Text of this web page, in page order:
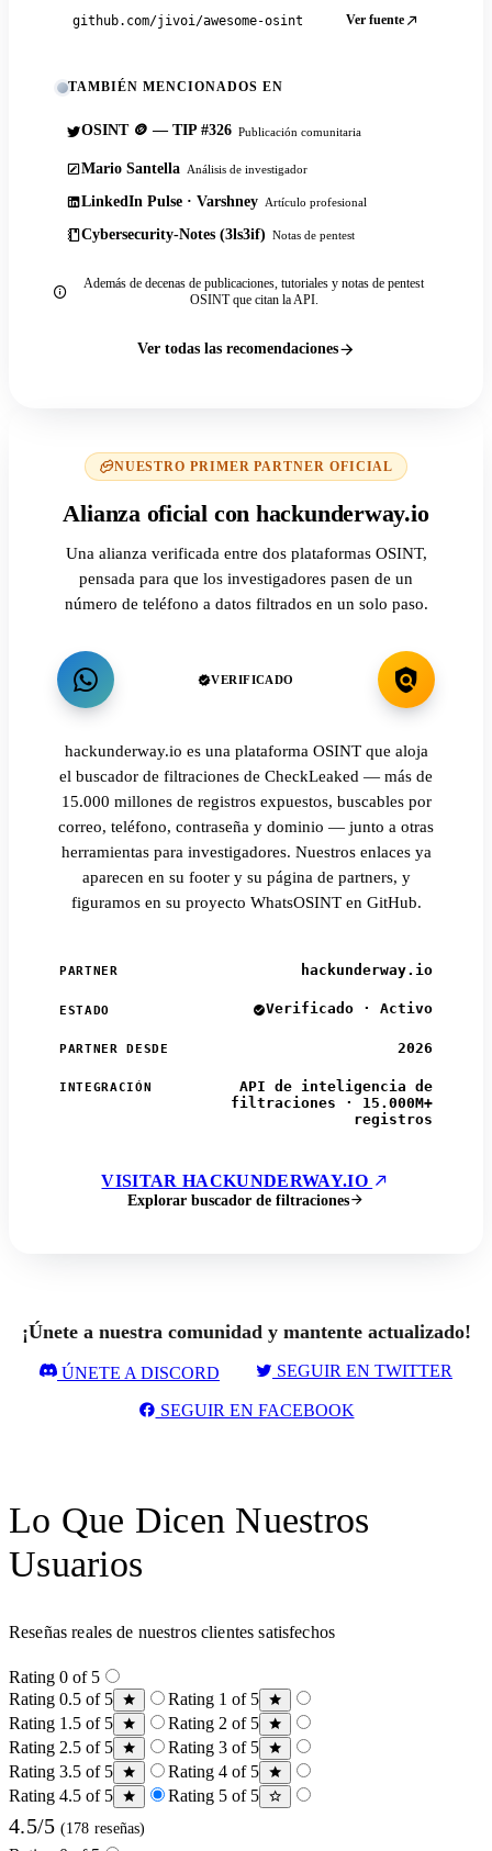
github.com/jivoi/awesome-osint Ver fuente
TAMBIÉN MENCIONADOS EN
OSINT 🪙 — TIP #326 Publicación comunitaria
Mario Santella Análisis de investigador
LinkedIn Pulse · Varshney Artículo profesional
Cybersecurity-Notes (3ls3if) Notas de pentest
Además de decenas de publicaciones, tutoriales y notas de pentest
OSINT que citan la API.
Ver todas las recomendaciones
NUESTRO PRIMER PARTNER OFICIAL
Alianza oficial con hackunderway.io
Una alianza verificada entre dos plataformas OSINT,
pensada para que los investigadores pasen de un
número de teléfono a datos filtrados en un solo paso.
VERIFICADO
hackunderway.io es una plataforma OSINT que aloja
el buscador de filtraciones de CheckLeaked — más de
15.000 millones de registros expuestos, buscables por
correo, teléfono, contraseña y dominio — junto a otras
herramientas para investigadores. Nuestros enlaces ya
aparecen en su footer y su página de partners, y
figuramos en su proyecto WhatsOSINT en GitHub.
PARTNER hackunderway.io
ESTADO Verificado · Activo
PARTNER DESDE 2026
INTEGRACIÓN
API de inteligencia de
filtraciones · 15.000M+
registros
VISITAR HACKUNDERWAY.IO
Explorar buscador de filtraciones
¡Únete a nuestra comunidad y mantente actualizado!
ÚNETE A DISCORD SEGUIR EN TWITTER
SEGUIR EN FACEBOOK
Lo Que Dicen Nuestros
Usuarios
Reseñas reales de nuestros clientes satisfechos
Rating 0 of 5
Rating 0.5 of 5
Rating 1 of 5
Rating 1.5 of 5
Rating 2 of 5
Rating 2.5 of 5
Rating 3 of 5
Rating 3.5 of 5
Rating 4 of 5
Rating 4.5 of 5
Rating 5 of 5
4.5/5 (178 reseñas)